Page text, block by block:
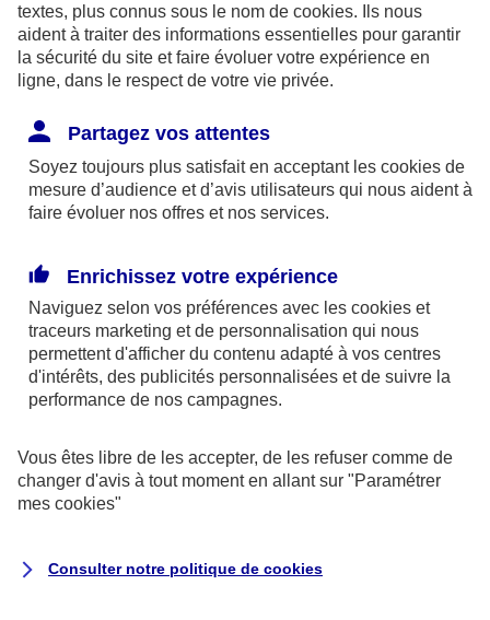
Place de Budapest - CS 92459 - 75436
Paris Cedex 09. Le détail des procédures de
recours et de réclamation et les
disponibles sur le site axa.fr.
AXA France IARD et AXA France Vie sont
mandataires exclusifs en opérations de
246 et n°13 005 764 (consultable
surwww.orias.fr)
AXA Assistance France Assurances,
S.A au capital de 51 429 430,40 €,
Siège social :
8-10, rue Paul Vaillant Couturier
textes, plus connus sous le nom de cookies. Ils nous
aident à traiter des informations essentielles pour garantir
la sécurité du site et faire évoluer votre expérience en
ligne, dans le respect de votre vie privée.
Partagez vos attentes
Soyez toujours plus satisfait en acceptant les cookies de
mesure d’audience et d’avis utilisateurs qui nous aident à
faire évoluer nos offres et nos services.
Enrichissez votre expérience
Naviguez selon vos préférences avec les cookies et
traceurs marketing et de personnalisation qui nous
permettent d'afficher du contenu adapté à vos centres
d'intérêts, des publicités personnalisées et de suivre la
performance de nos campagnes.
Vous êtes libre de les accepter, de les refuser comme de
changer d'avis à tout moment en allant sur "Paramétrer
mes cookies"
Consulter notre politique de cookies